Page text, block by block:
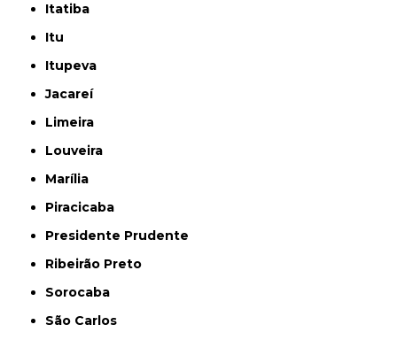
Itatiba
Itu
Itupeva
Jacareí
Limeira
Louveira
Marília
Piracicaba
Presidente Prudente
Ribeirão Preto
Sorocaba
São Carlos